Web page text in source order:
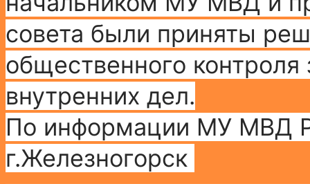
совета были приняты
общественного
внутренних дел.
По информации МУ МВД
г.Железногорск